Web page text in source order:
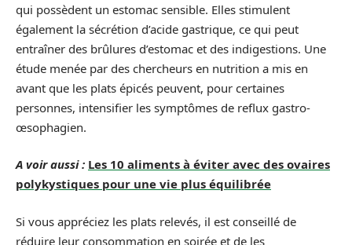
qui possèdent un estomac sensible. Elles stimulent
également la sécrétion d’acide gastrique, ce qui peut
entraîner des brûlures d’estomac et des indigestions. Une
étude menée par des chercheurs en nutrition a mis en
avant que les plats épicés peuvent, pour certaines
personnes, intensifier les symptômes de reflux gastro-
œsophagien.
A voir aussi : Les 10 aliments à éviter avec des ovaires
polykystiques pour une vie plus équilibrée
Si vous appréciez les plats relevés, il est conseillé de
réduire leur consommation en soirée et de les